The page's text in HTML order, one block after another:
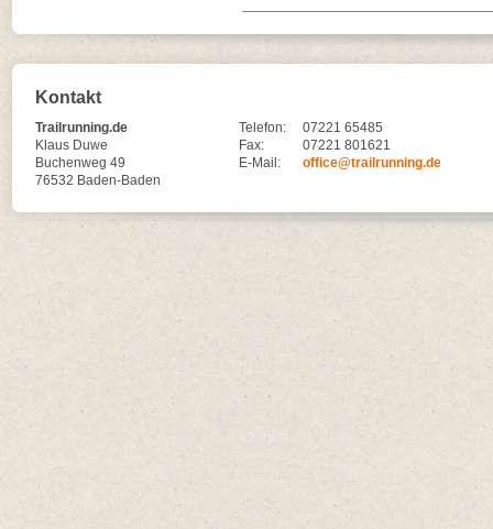
Kontakt
Trailrunning.de
Klaus Duwe
Buchenweg 49
76532 Baden-Baden
Telefon:
07221 65485
Fax:
07221 801621
E-Mail:
office@trailrunning.de